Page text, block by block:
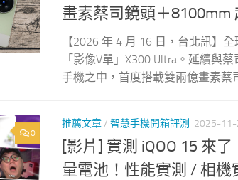
畫素蔡司鏡頭＋
【2026 年 4 月 16 日，台北訊】
「影像V單」X300 Ultra。延續與
手機之中，首度搭載雙兩億畫素蔡
0
推薦文章/ 智慧手機開箱評測 2025-11-
[影片] 實測 iQOO 15 來
量電池！性能實測 / 相